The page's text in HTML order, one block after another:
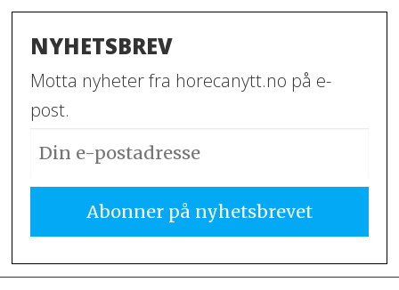
NYHETSBREV
Motta nyheter fra horecanytt.no på e-
post.